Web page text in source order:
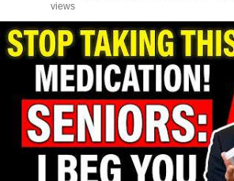
views